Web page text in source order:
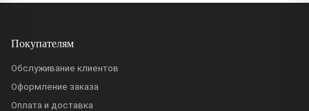
Покупателям
Обслуживание клиентов
Оформление заказа
Оплата и доставка